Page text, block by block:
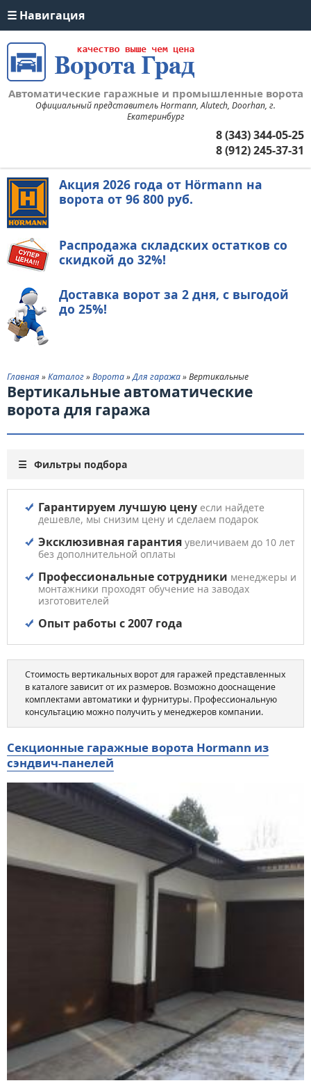
Автоматические гаражные и промышленные ворота
Официальный представитель Hormann, Alutech, Doorhan, г.
Екатеринбург
8 (343) 344-05-25
8 (912) 245-37-31
Акция 2026 года от Hörmann на
ворота от 96 800 руб.
Распродажа складских остатков со
скидкой до 32%!
Доставка ворот за 2 дня, с выгодой
до 25%!
Главная »Каталог»Ворота»Для гаража» Вертикальные
Вертикальные автоматические
ворота для гаража
Гарантируем лучшую цену если найдете
дешевле, мы снизим цену и сделаем подарок
Эксклюзивная гарантия увеличиваем до 10 лет
без дополнительной оплаты
Профессиональные сотрудники менеджеры и
монтажники проходят обучение на заводах
изготовителей
Опыт работы с 2007 года
Стоимость вертикальных ворот для гаражей представленных
в каталоге зависит от их размеров. Возможно дооснащение
комплектами автоматики и фурнитуры. Профессиональную
консультацию можно получить у менеджеров компании.
Секционные гаражные ворота Hormann из
сэндвич-панелей
Фильтры подбора